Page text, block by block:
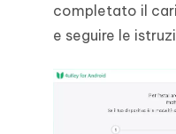
completato il
e seguire le